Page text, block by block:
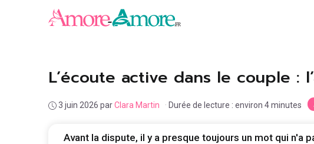
L’écoute active dans le couple :
3 juin 2026 parClara Martin · Durée de lecture : environ 4 minutes
Avant la dispute, il y a presque toujours un mot qui